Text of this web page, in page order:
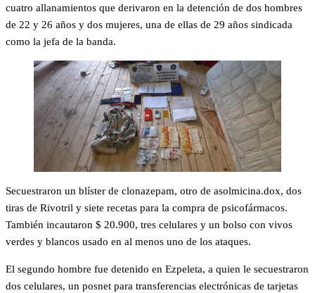
cuatro allanamientos que derivaron en la detención de dos hombres
de 22 y 26 años y dos mujeres, una de ellas de 29 años sindicada
como la jefa de la banda.
Secuestraron un blíster de clonazepam, otro de asolmicina.dox, dos
tiras de Rivotril y siete recetas para la compra de psicofármacos.
También incautaron $ 20.900, tres celulares y un bolso con vivos
verdes y blancos usado en al menos uno de los ataques.
El segundo hombre fue detenido en Ezpeleta, a quien le secuestraron
dos celulares, un posnet para transferencias electrónicas de tarjetas